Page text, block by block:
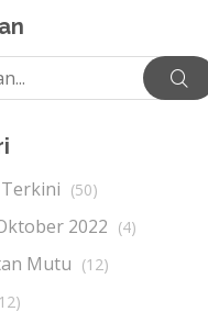
(50)
2022 (4)
Mutu (12)